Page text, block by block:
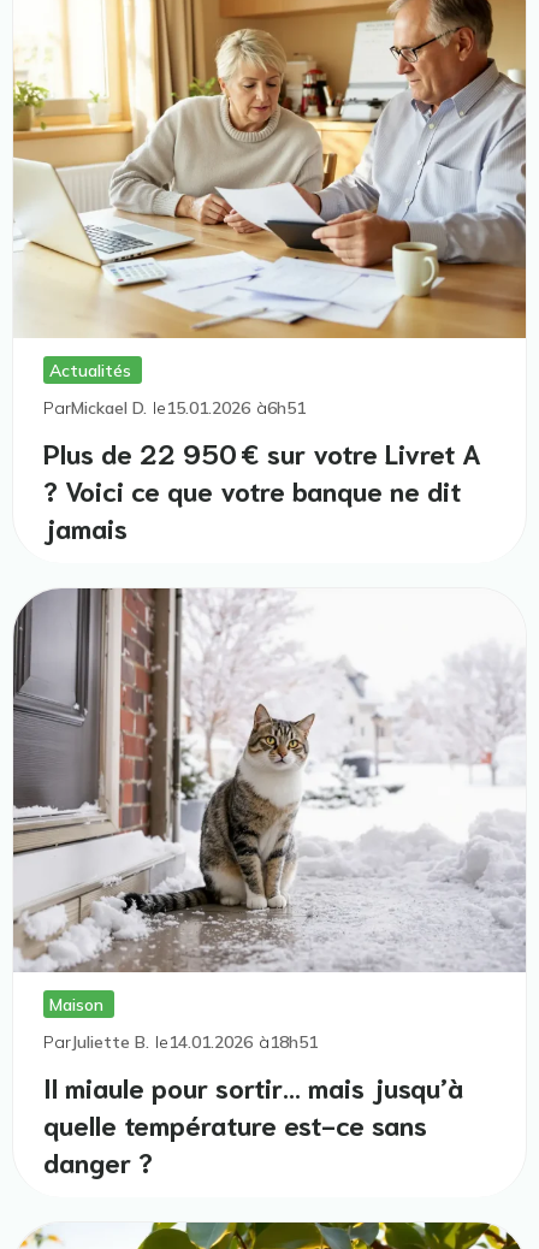
Actualités
ParMickael D. le15.01.2026 à6h51
Plus de 22 950 € sur votre Livret A
? Voici ce que votre banque ne dit
jamais
Maison
ParJuliette B. le14.01.2026 à18h51
Il miaule pour sortir… mais jusqu’à
quelle température est-ce sans
danger ?